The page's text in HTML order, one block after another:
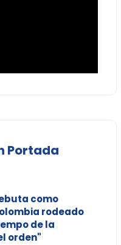
Portada
como
rodeado
de la
orden"